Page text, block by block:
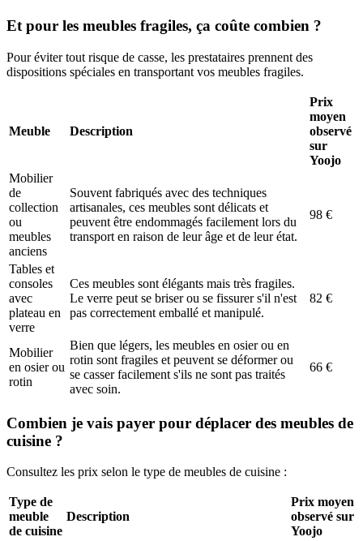
Et pour les meubles fragiles, ça coûte combien ?
Pour éviter tout risque de casse, les prestataires prennent des
dispositions spéciales en transportant vos meubles fragiles.
Meuble Description
Prix
moyen
observé
sur
Yoojo
Mobilier
de
collection
ou
meubles
anciens
Souvent fabriqués avec des techniques
artisanales, ces meubles sont délicats et
peuvent être endommagés facilement lors du
transport en raison de leur âge et de leur état.
98 €
Tables et
consoles
avec
plateau en
verre
Ces meubles sont élégants mais très fragiles.
Le verre peut se briser ou se fissurer s'il n'est
pas correctement emballé et manipulé.
82 €
Mobilier
en osier ou
rotin
Bien que légers, les meubles en osier ou en
rotin sont fragiles et peuvent se déformer ou
se casser facilement s'ils ne sont pas traités
avec soin.
66 €
Combien je vais payer pour déplacer des meubles de
cuisine ?
Consultez les prix selon le type de meubles de cuisine :
Type de
meuble
de cuisine
Description
Prix moyen
observé sur
Yoojo